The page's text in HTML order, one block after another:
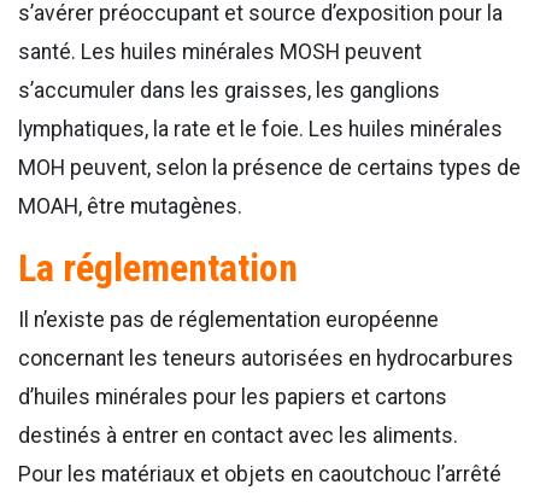
s’avérer préoccupant et source d’exposition pour la
santé. Les huiles minérales MOSH peuvent
s’accumuler dans les graisses, les ganglions
lymphatiques, la rate et le foie. Les huiles minérales
MOH peuvent, selon la présence de certains types de
MOAH, être mutagènes.
La réglementation
Il n’existe pas de réglementation européenne
concernant les teneurs autorisées en hydrocarbures
d’huiles minérales pour les papiers et cartons
destinés à entrer en contact avec les aliments.
Pour les matériaux et objets en caoutchouc l’arrêté